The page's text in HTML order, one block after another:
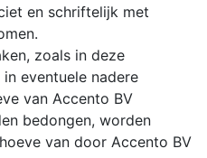
en schriftelijk met
zoals in deze
eventuele nadere
van Accento BV
bedongen, worden
van door Accento BV